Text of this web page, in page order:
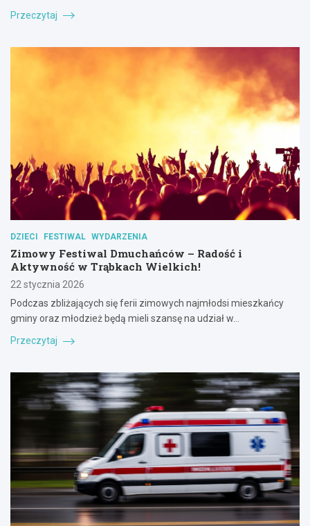
Przeczytaj
DZIECI FESTIWAL WYDARZENIA
Zimowy Festiwal Dmuchańców – Radość i
Aktywność w Trąbkach Wielkich!
22 stycznia 2026
Podczas zbliżających się ferii zimowych najmłodsi mieszkańcy
gminy oraz młodzież będą mieli szansę na udział w…
Przeczytaj